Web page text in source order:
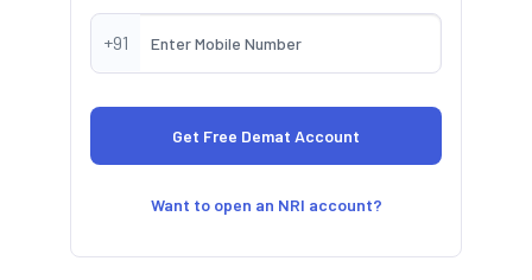
+91
Want to open an NRI account?